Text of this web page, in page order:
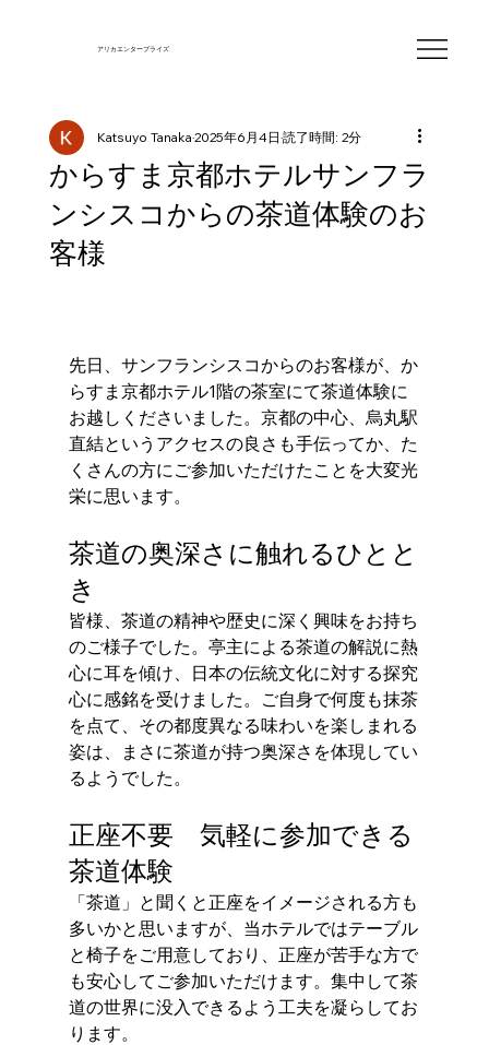
​アリカエンタープライズ
からすま京都ホテルサンフラ
ンシスコからの茶道体験のお
客様
Katsuyo Tanaka2025年6月4日 読了時間: 2分
先日、サンフランシスコからのお客様が、か
らすま京都ホテル1階の茶室にて茶道体験に
お越しくださいました。京都の中心、烏丸駅
直結というアクセスの良さも手伝ってか、た
くさんの方にご参加いただけたことを大変光
栄に思います。
茶道の奥深さに触れるひとと
き
皆様、茶道の精神や歴史に深く興味をお持ち
のご様子でした。亭主による茶道の解説に熱
心に耳を傾け、日本の伝統文化に対する探究
心に感銘を受けました。ご自身で何度も抹茶
を点て、その都度異なる味わいを楽しまれる
姿は、まさに茶道が持つ奥深さを体現してい
るようでした。
正座不要　気軽に参加できる
茶道体験
「茶道」と聞くと正座をイメージされる方も
多いかと思いますが、当ホテルではテーブル
と椅子をご用意しており、正座が苦手な方で
も安心してご参加いただけます。集中して茶
道の世界に没入できるよう工夫を凝らしてお
ります。